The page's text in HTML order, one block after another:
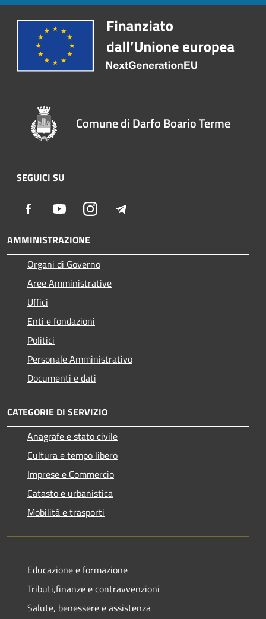
Comune di Darfo Boario Terme
SEGUICI SU
Facebook YoutubeInstagram
AMMINISTRAZIONE
Organi di Governo
Aree Amministrative
Uffici
Enti e fondazioni
Politici
Personale Amministrativo
Documenti e dati
CATEGORIE DI SERVIZIO
Anagrafe e stato civile
Cultura e tempo libero
Imprese e Commercio
Catasto e urbanistica
Mobilità e trasporti
Educazione e formazione
Tributi,finanze e contravvenzioni
Salute, benessere e assistenza